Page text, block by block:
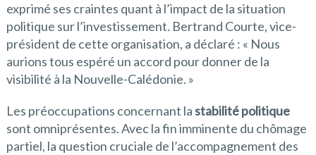
exprimé ses craintes quant à l’impact de la situation
politique sur l’investissement. Bertrand Courte, vice-
président de cette organisation, a déclaré : « Nous
aurions tous espéré un accord pour donner de la
visibilité à la Nouvelle-Calédonie. »
Les préoccupations concernant lastabilité politique
sont omniprésentes. Avec la fin imminente du chômage
partiel, la question cruciale de l’accompagnement des